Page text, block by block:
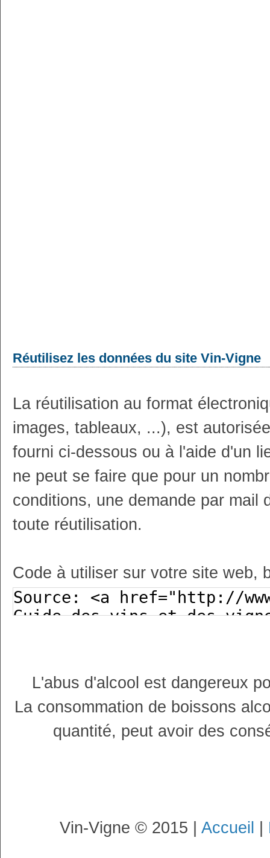
Réutilisez les données du site Vin-Vigne
La réutilisation au format
images, tableaux, ...), est
fourni ci-dessous ou à l'aide d'un
ne peut se faire que pour un
conditions, une demande par mail
toute réutilisation.
Code à utiliser sur votre site web,
L'abus d'alcool est dangereux
La consommation de boissons
quantité, peut avoir des
Vin-Vigne © 2015 | Accueil